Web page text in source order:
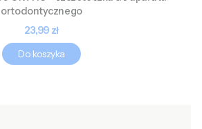
ortodontycznego
Cena
23,99 zł
Do koszyka